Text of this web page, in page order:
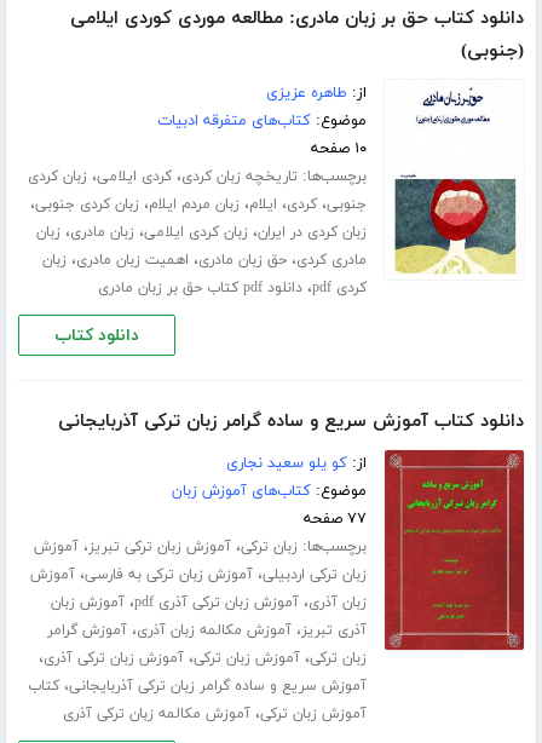
دانلود کتاب حق بر زبان مادری: مطالعه موردی کوردی ایلامی
(جنوبی)
از: طاهره عزیزی
موضوع:کتاب‌های متفرقه ادبیات
۱۰ صفحه
برچسب‌ها: تاریخچه زبان کردی،کردی ایلامی، زبان کردی
جنوبی،کردی، ایلام، زبان مردم ایلام، زبان کردی جنوبی،
زبان کردی در ایران، زبان کردی ایلامی، زبان مادری، زبان
مادری کردی،حق زبان مادری، اهمیت زبان مادری، زبان
کردی pdf
،دانلود pdf کتاب حق بر زبان مادری
دانلود کتاب
دانلود کتاب آموزش سریع و ساده گرامر زبان ترکی آذربایجانی
از:کو یلو سعید نجاری
موضوع:کتاب‌های آموزش زبان
۷۷ صفحه
برچسب‌ها: زبان ترکی،آموزش زبان ترکی تبریز،آموزش
زبان ترکی اردبیلی،آموزش زبان ترکی به فارسی،آموزش
زبان آذری،آموزش زبان ترکی آذری pdf ،آموزش زبان
آذری تبریز،آموزش مکالمه زبان آذری،آموزش گرامر
زبان ترکی،آموزش زبان ترکی،آموزش زبان ترکی آذری،
آموزش سریع و ساده گرامر زبان ترکی آذربایجانی،کتاب
آموزش زبان ترکی،آموزش مکالمه زبان ترکی آذری